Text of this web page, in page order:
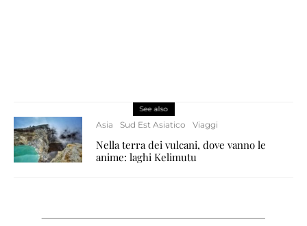
See also
Asia Sud Est Asiatico Viaggi
Nella terra dei vulcani, dove vanno le
anime: laghi Kelimutu